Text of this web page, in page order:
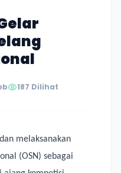
187 Dilihat
melaksanakan
(OSN) sebagai